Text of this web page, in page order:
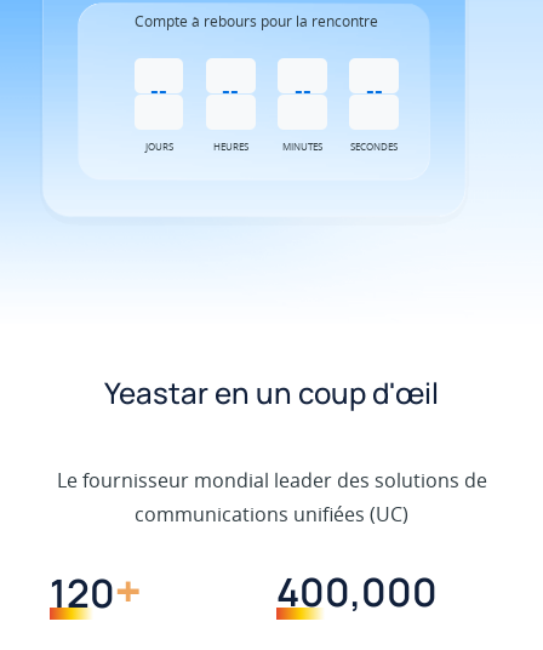
Compte à rebours pour la rencontre
--
JOURS
--
HEURES
--
MINUTES
--
SECONDES
Yeastar en un coup d'œil
Le fournisseur mondial leader des solutions de
communications unifiées (UC)
120+ 400,000